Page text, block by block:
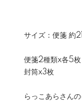
サイズ：便箋 約
便箋2種類x各5枚
封筒x3枚
らっこあらさん